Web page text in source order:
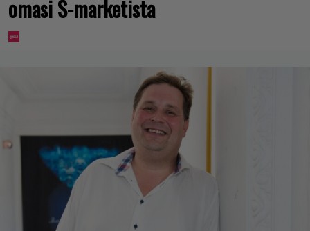
omasi S-marketista